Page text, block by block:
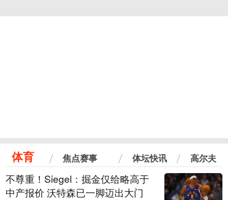
体育 焦点赛事 体坛快讯 高尔夫
不尊重！Siegel：掘金仅给略高于
中产报价 沃特森已一脚迈出大门